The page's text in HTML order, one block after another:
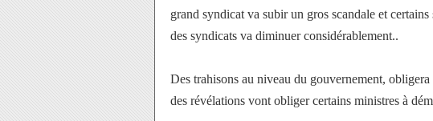
grand syndicat va subir un gros scandale et
des syndicats va diminuer considérablement..
Des trahisons au niveau du gouvernement,
des révélations vont obliger certains ministres à